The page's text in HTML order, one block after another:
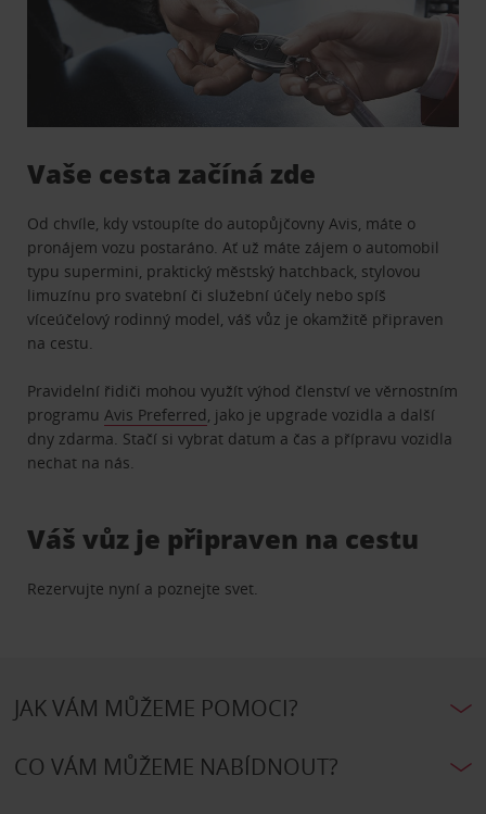
Vaše cesta začíná zde
Od chvíle, kdy vstoupíte do autopůjčovny Avis, máte o
pronájem vozu postaráno. Ať už máte zájem o automobil
typu supermini, praktický městský hatchback, stylovou
limuzínu pro svatební či služební účely nebo spíš
víceúčelový rodinný model, váš vůz je okamžitě připraven
na cestu.
Pravidelní řidiči mohou využít výhod členství ve věrnostním
programuAvis Preferred, jako je upgrade vozidla a další
dny zdarma. Stačí si vybrat datum a čas a přípravu vozidla
nechat na nás.
Váš vůz je připraven na cestu
Rezervujte nyní a poznejte svet.
JAK VÁM MŮŽEME POMOCI?
CO VÁM MŮŽEME NABÍDNOUT?